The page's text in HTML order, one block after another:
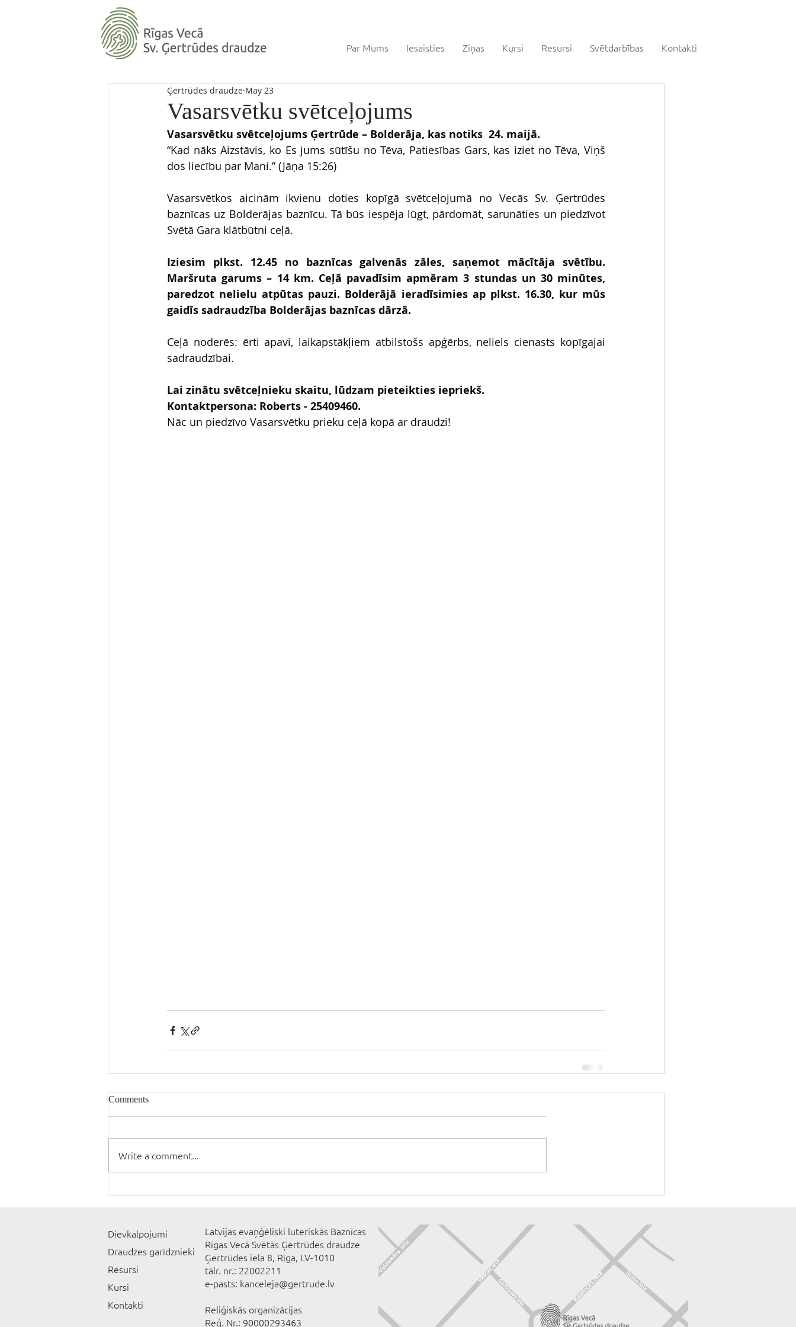
Par Mums Iesaisties Ziņas Kursi Resursi Svētdarbības Kontakti
Vasarsvētku svētceļojums
Ģertrūdes draudze May 23
Vasarsvētku svētceļojums Ģertrūde – Bolderāja, kas notiks  24. maijā.
“Kad nāks Aizstāvis, ko Es jums sūtīšu no Tēva, Patiesības Gars, kas iziet no Tēva, Viņš
dos liecību par Mani.” (Jāņa 15:26)
Vasarsvētkos aicinām ikvienu doties kopīgā svētceļojumā no Vecās Sv. Ģertrūdes
baznīcas uz Bolderājas baznīcu. Tā būs iespēja lūgt, pārdomāt, sarunāties un piedzīvot
Svētā Gara klātbūtni ceļā.
Iziesim plkst. 12.45 no baznīcas galvenās zāles, saņemot mācītāja svētību.
Maršruta garums – 14 km. Ceļā pavadīsim apmēram 3 stundas un 30 minūtes,
paredzot nelielu atpūtas pauzi. Bolderājā ieradīsimies ap plkst. 16.30, kur mūs
gaidīs sadraudzība Bolderājas baznīcas dārzā.
Ceļā noderēs: ērti apavi, laikapstākļiem atbilstošs apģērbs, neliels cienasts kopīgajai
sadraudzībai.
Lai zinātu svētceļnieku skaitu, lūdzam pieteikties iepriekš.
Kontaktpersona: Roberts - 25409460.
Nāc un piedzīvo Vasarsvētku prieku ceļā kopā ar draudzi!
Comments
Write a comment...
Dievkalpojumi
Draudzes garīdznieki
Resursi
Kursi
Kontakti
Latvijas evaņģēliski luteriskās Baznīcas
Rīgas Vecā Svētās Ģertrūdes draudze
Ģertrūdes iela 8, Rīga, LV-1010
tālr. nr.: 22002211
e-pasts: kanceleja@gertrude.lv
Reliģiskās organizācijas
Reģ. Nr.: 90000293463